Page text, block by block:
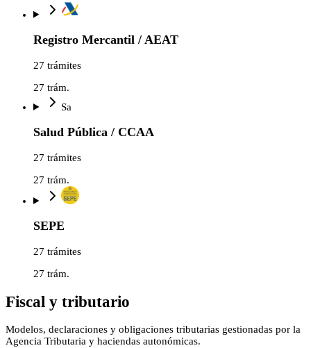
Registro Mercantil / AEAT
27 trámites
27 trám.
Sa
Salud Pública / CCAA
27 trámites
27 trám.
SEPE
27 trámites
27 trám.
Fiscal y tributario
Modelos, declaraciones y obligaciones tributarias gestionadas por la
Agencia Tributaria y haciendas autonómicas.